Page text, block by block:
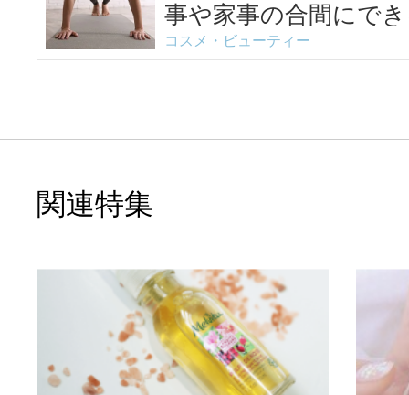
事や家事の合間にで
コスメ・ビューティー
関連特集